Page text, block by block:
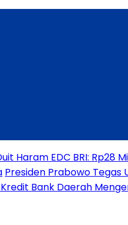
Haram EDC BRI: Rp28
Presiden Prabowo
Bank Daerah